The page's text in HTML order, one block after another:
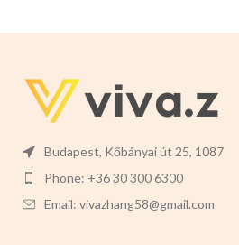
enyhítésében segíthetnek,
is.
Mérete:18cm x 18cm
x5cmSzínei:kéksárgazöld
Csomaglása 6db-osak.
Budapest, Kőbányai út 25, 1087
Phone: +36 30 300 6300
Email: vivazhang58@gmail.com